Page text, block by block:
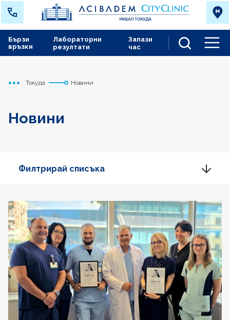
Лабораторни
резултати
Запази
час
Бързи
връзки
Начало
Токуда Новини
Новини
Филтрирай списъка